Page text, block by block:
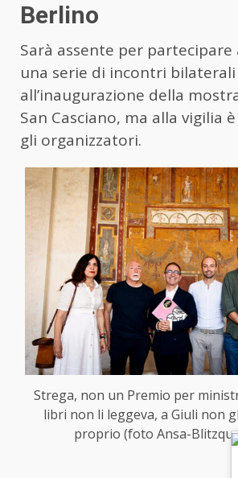
Berlino
Sarà assente per partecipare
una serie di incontri bilaterali
all’inaugurazione della
San Casciano, ma alla vigilia
gli organizzatori.
Strega, non un Premio per
libri non li leggeva, a Giuli non
proprio (foto Ansa-